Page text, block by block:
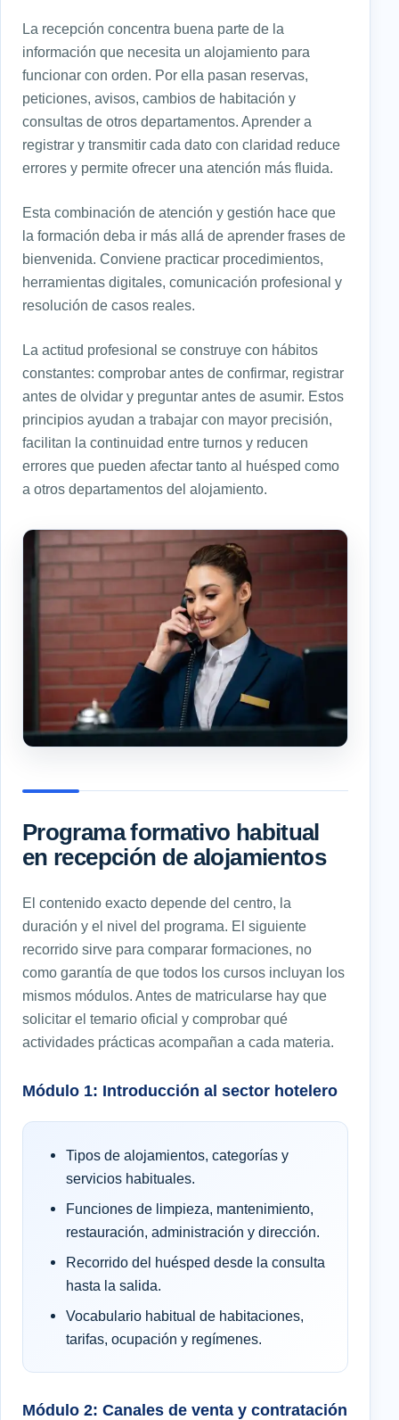
La recepción concentra buena parte de la
información que necesita un alojamiento para
funcionar con orden. Por ella pasan reservas,
peticiones, avisos, cambios de habitación y
consultas de otros departamentos. Aprender a
registrar y transmitir cada dato con claridad reduce
errores y permite ofrecer una atención más fluida.
Esta combinación de atención y gestión hace que
la formación deba ir más allá de aprender frases de
bienvenida. Conviene practicar procedimientos,
herramientas digitales, comunicación profesional y
resolución de casos reales.
La actitud profesional se construye con hábitos
constantes: comprobar antes de confirmar, registrar
antes de olvidar y preguntar antes de asumir. Estos
principios ayudan a trabajar con mayor precisión,
facilitan la continuidad entre turnos y reducen
errores que pueden afectar tanto al huésped como
a otros departamentos del alojamiento.
Programa formativo habitual
en recepción de alojamientos
El contenido exacto depende del centro, la
duración y el nivel del programa. El siguiente
recorrido sirve para comparar formaciones, no
como garantía de que todos los cursos incluyan los
mismos módulos. Antes de matricularse hay que
solicitar el temario oficial y comprobar qué
actividades prácticas acompañan a cada materia.
Módulo 1: Introducción al sector hotelero
Tipos de alojamientos, categorías y
servicios habituales.
Funciones de limpieza, mantenimiento,
restauración, administración y dirección.
Recorrido del huésped desde la consulta
hasta la salida.
Vocabulario habitual de habitaciones,
tarifas, ocupación y regímenes.
Módulo 2: Canales de venta y contratación